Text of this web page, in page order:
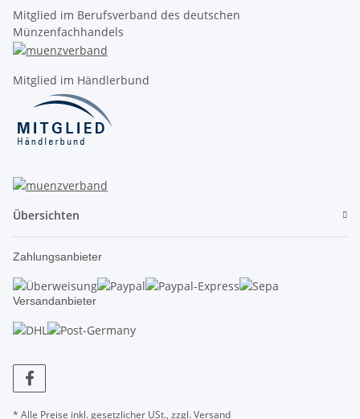
Mitglied im Berufsverband des deutschen
Münzenfachhandels
Mitglied im Händlerbund
Übersichten
Zahlungsanbieter
Versandanbieter
* Alle Preise inkl. gesetzlicher USt., zzgl.Versand